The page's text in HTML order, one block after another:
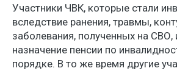
Участники ЧВК, которые стали
вследствие ранения, травмы,
заболевания, полученных на
назначение пенсии по
порядке. В то же время другие